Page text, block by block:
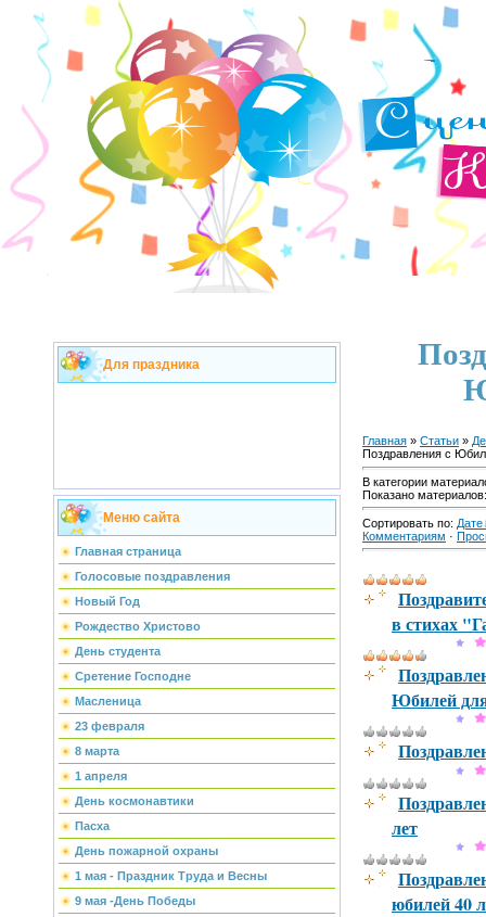
Для праздника
Меню сайта
Главная страница
Голосовые поздравления
Новый Год
Рождество Христово
День студента
Сретение Господне
Масленица
23 февраля
8 марта
1 апреля
День космонавтики
Пасха
День пожарной охраны
1 мая - Праздник Труда и Весны
9 мая -День Победы
Главная » Статьи »
Поздравления с
В категории
Показано материалов
Сортировать по: Дате
Комментариям ·
в стихах
Юбилей
лет
юбилей 40